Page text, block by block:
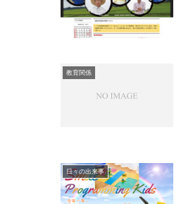
教育関係
日々の出来事